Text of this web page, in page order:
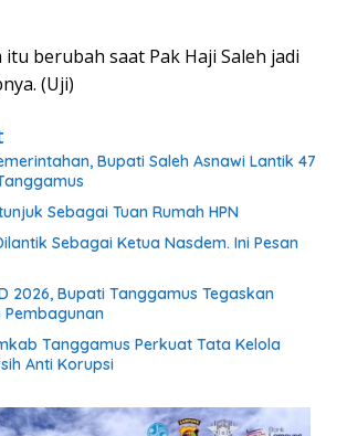
itu berubah saat Pak Haji Saleh jadi
(Uji)
Bupati Saleh Asnawi Lantik 47
Sebagai Tuan Rumah HPN
Sebagai Ketua Nasdem. Ini Pesan
2026, Bupati Tanggamus Tegaskan
Tanggamus Perkuat Tata Kelola
Anti Korupsi